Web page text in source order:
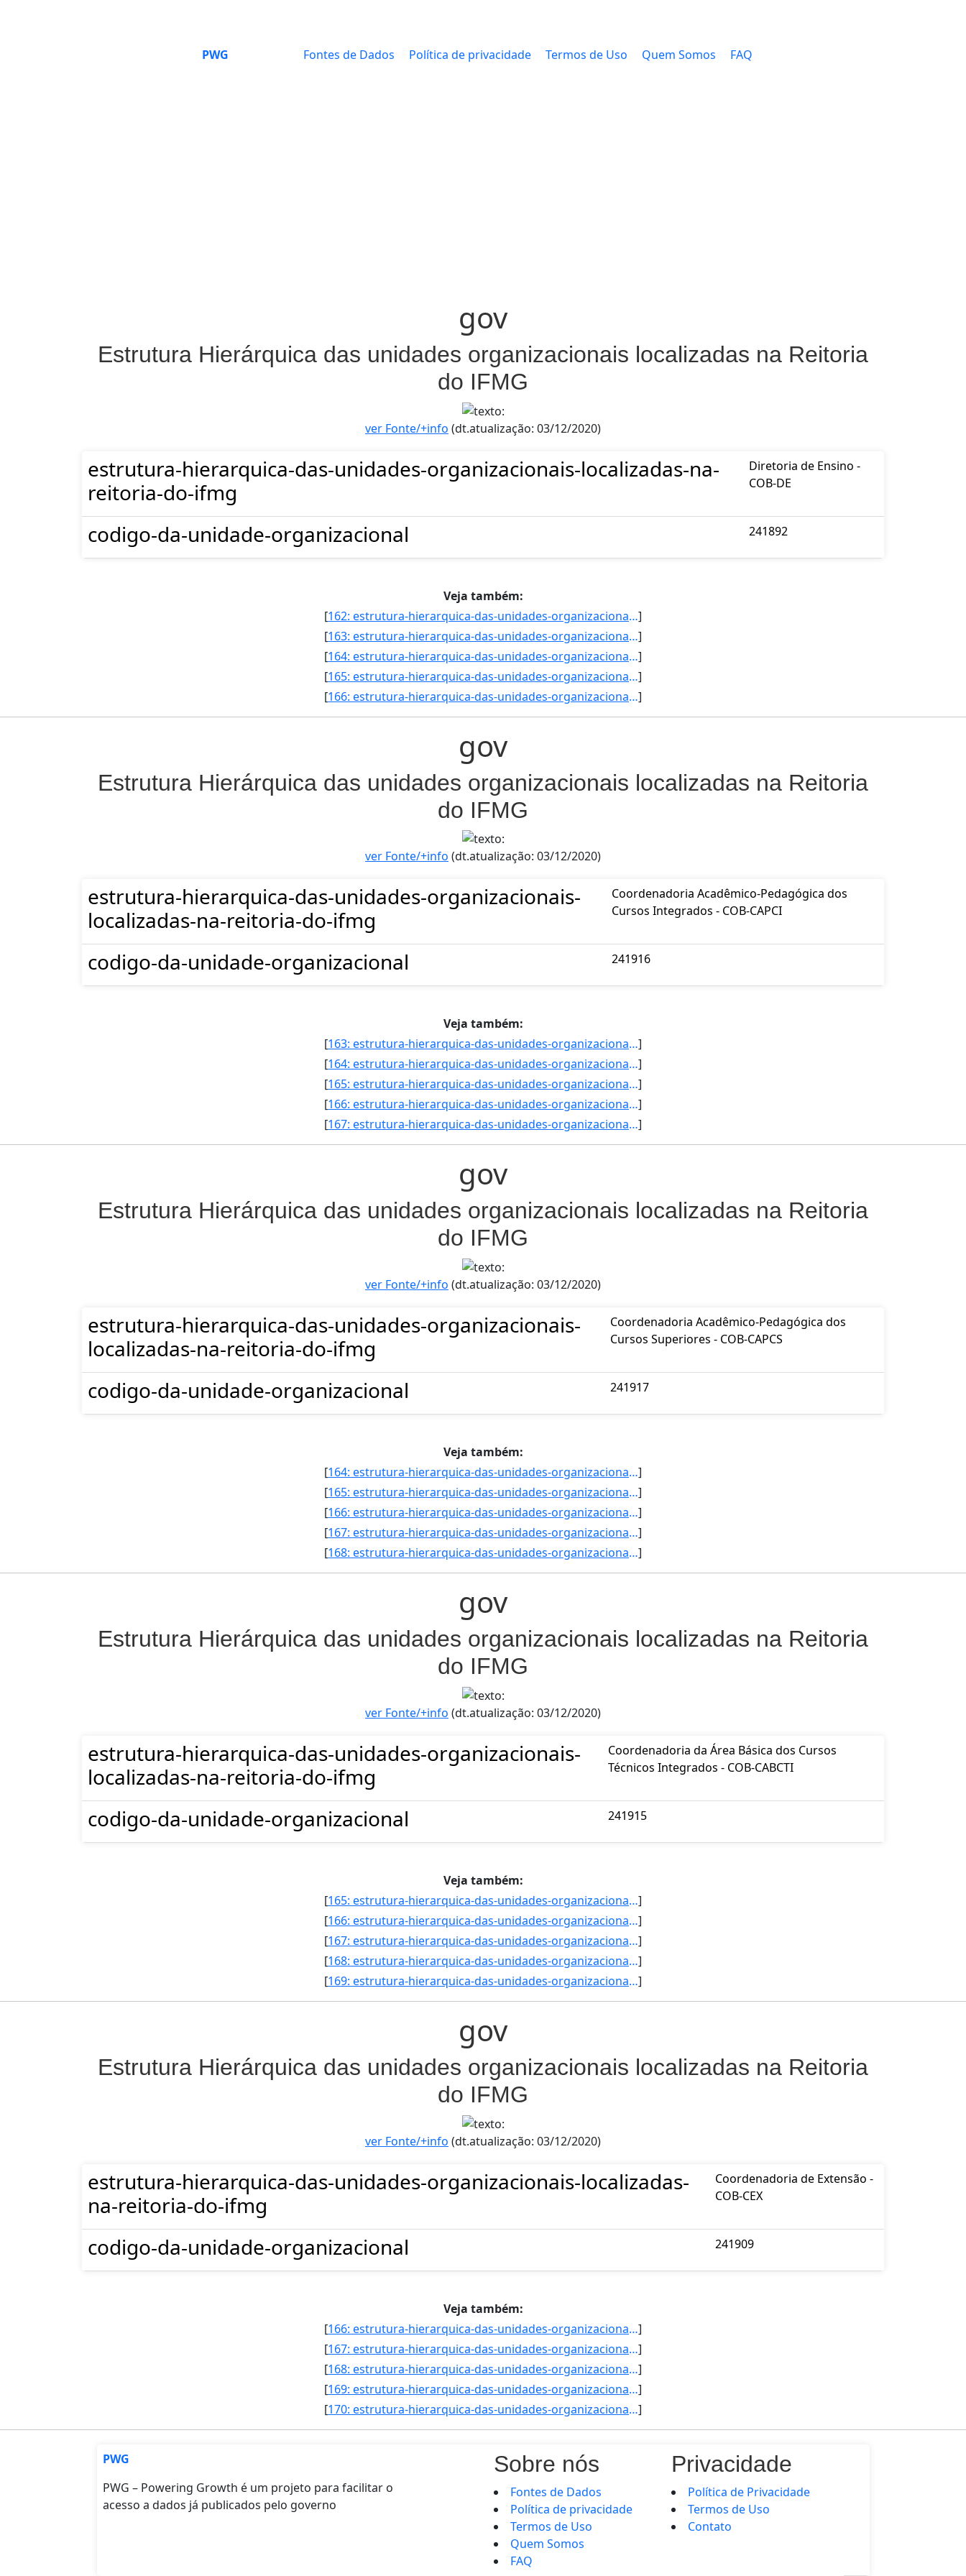
PWG Fontes de Dados Política de privacidade Termos de Uso Quem Somos FAQ
gov
Estrutura Hierárquica das unidades organizacionais localizadas na Reitoria
do IFMG
ver Fonte/+info (dt.atualização: 03/12/2020)
estrutura-hierarquica-das-unidades-organizacionais-localizadas-na-
reitoria-do-ifmg
Diretoria de Ensino -
COB-DE
codigo-da-unidade-organizacional 241892
Veja também:
[
162: estrutura-hierarquica-das-unidades-organizacionais-localizadas-na-reitoria-do-ifmg-Coordenadoria_Aca]]
[
163: estrutura-hierarquica-das-unidades-organizacionais-localizadas-na-reitoria-do-ifmg-Coordenadoria_Aca]]
[
164: estrutura-hierarquica-das-unidades-organizacionais-localizadas-na-reitoria-do-ifmg-Coordenadoria_da_]]
[
165: estrutura-hierarquica-das-unidades-organizacionais-localizadas-na-reitoria-do-ifmg-Coordenadoria_de_]]
[
166: estrutura-hierarquica-das-unidades-organizacionais-localizadas-na-reitoria-do-ifmg-Coordenadoria_de_]]
gov
Estrutura Hierárquica das unidades organizacionais localizadas na Reitoria
do IFMG
ver Fonte/+info (dt.atualização: 03/12/2020)
estrutura-hierarquica-das-unidades-organizacionais-
localizadas-na-reitoria-do-ifmg
Coordenadoria Acadêmico-Pedagógica dos
Cursos Integrados - COB-CAPCI
codigo-da-unidade-organizacional 241916
Veja também:
[
163: estrutura-hierarquica-das-unidades-organizacionais-localizadas-na-reitoria-do-ifmg-Coordenadoria_Aca]]
[
164: estrutura-hierarquica-das-unidades-organizacionais-localizadas-na-reitoria-do-ifmg-Coordenadoria_da_]]
[
165: estrutura-hierarquica-das-unidades-organizacionais-localizadas-na-reitoria-do-ifmg-Coordenadoria_de_]]
[
166: estrutura-hierarquica-das-unidades-organizacionais-localizadas-na-reitoria-do-ifmg-Coordenadoria_de_]]
[
167: estrutura-hierarquica-das-unidades-organizacionais-localizadas-na-reitoria-do-ifmg-Coordenadoria_de_]]
gov
Estrutura Hierárquica das unidades organizacionais localizadas na Reitoria
do IFMG
ver Fonte/+info (dt.atualização: 03/12/2020)
estrutura-hierarquica-das-unidades-organizacionais-
localizadas-na-reitoria-do-ifmg
Coordenadoria Acadêmico-Pedagógica dos
Cursos Superiores - COB-CAPCS
codigo-da-unidade-organizacional 241917
Veja também:
[
164: estrutura-hierarquica-das-unidades-organizacionais-localizadas-na-reitoria-do-ifmg-Coordenadoria_da_]]
[
165: estrutura-hierarquica-das-unidades-organizacionais-localizadas-na-reitoria-do-ifmg-Coordenadoria_de_]]
[
166: estrutura-hierarquica-das-unidades-organizacionais-localizadas-na-reitoria-do-ifmg-Coordenadoria_de_]]
[
167: estrutura-hierarquica-das-unidades-organizacionais-localizadas-na-reitoria-do-ifmg-Coordenadoria_de_]]
[
168: estrutura-hierarquica-das-unidades-organizacionais-localizadas-na-reitoria-do-ifmg-Coordenadoria_do_]]
gov
Estrutura Hierárquica das unidades organizacionais localizadas na Reitoria
do IFMG
ver Fonte/+info (dt.atualização: 03/12/2020)
estrutura-hierarquica-das-unidades-organizacionais-
localizadas-na-reitoria-do-ifmg
Coordenadoria da Área Básica dos Cursos
Técnicos Integrados - COB-CABCTI
codigo-da-unidade-organizacional 241915
Veja também:
[
165: estrutura-hierarquica-das-unidades-organizacionais-localizadas-na-reitoria-do-ifmg-Coordenadoria_de_]]
[
166: estrutura-hierarquica-das-unidades-organizacionais-localizadas-na-reitoria-do-ifmg-Coordenadoria_de_]]
[
167: estrutura-hierarquica-das-unidades-organizacionais-localizadas-na-reitoria-do-ifmg-Coordenadoria_de_]]
[
168: estrutura-hierarquica-das-unidades-organizacionais-localizadas-na-reitoria-do-ifmg-Coordenadoria_do_]]
[
169: estrutura-hierarquica-das-unidades-organizacionais-localizadas-na-reitoria-do-ifmg-Campus_Ribeirao_d]]
gov
Estrutura Hierárquica das unidades organizacionais localizadas na Reitoria
do IFMG
ver Fonte/+info (dt.atualização: 03/12/2020)
estrutura-hierarquica-das-unidades-organizacionais-localizadas-
na-reitoria-do-ifmg
Coordenadoria de Extensão -
COB-CEX
codigo-da-unidade-organizacional 241909
Veja também:
[
166: estrutura-hierarquica-das-unidades-organizacionais-localizadas-na-reitoria-do-ifmg-Coordenadoria_de_]]
[
167: estrutura-hierarquica-das-unidades-organizacionais-localizadas-na-reitoria-do-ifmg-Coordenadoria_de_]]
[
168: estrutura-hierarquica-das-unidades-organizacionais-localizadas-na-reitoria-do-ifmg-Coordenadoria_do_]]
[
169: estrutura-hierarquica-das-unidades-organizacionais-localizadas-na-reitoria-do-ifmg-Campus_Ribeirao_d]]
[
170: estrutura-hierarquica-das-unidades-organizacionais-localizadas-na-reitoria-do-ifmg-Coordenadoria_de_]]
PWG
PWG – Powering Growth é um projeto para facilitar o
acesso a dados já publicados pelo governo
Sobre nós
Fontes de Dados
Política de privacidade
Termos de Uso
Quem Somos
FAQ
Privacidade
Política de Privacidade
Termos de Uso
Contato